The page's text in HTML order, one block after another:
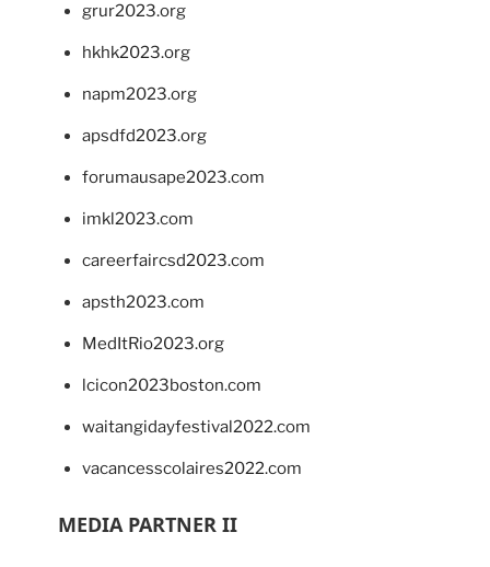
grur2023.org
hkhk2023.org
napm2023.org
apsdfd2023.org
forumausape2023.com
imkl2023.com
careerfaircsd2023.com
apsth2023.com
MedItRio2023.org
lcicon2023boston.com
waitangidayfestival2022.com
vacancesscolaires2022.com
MEDIA PARTNER II